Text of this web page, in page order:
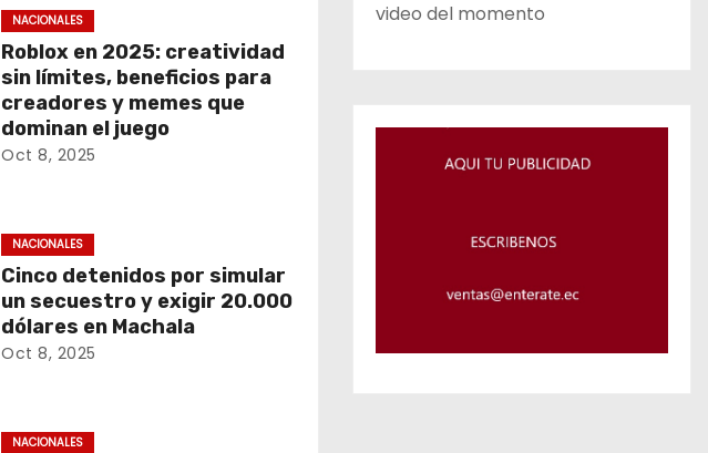
NACIONALES
Roblox en 2025: creatividad
sin límites, beneficios para
creadores y memes que
dominan el juego
Oct 8, 2025
NACIONALES
Cinco detenidos por simular
un secuestro y exigir 20.000
dólares en Machala
Oct 8, 2025
NACIONALES
video del momento